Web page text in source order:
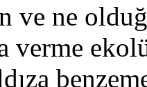
ve ne
verme